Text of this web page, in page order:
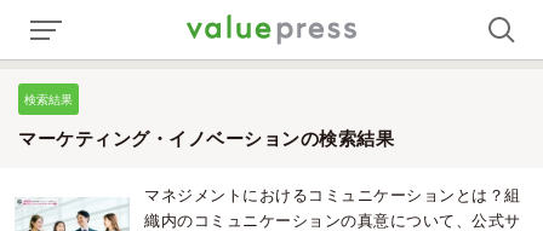
検索結果
マーケティング・イノベーションの検索結果
マネジメントにおけるコミュニケーションとは？組
織内のコミュニケーションの真意について、公式サ